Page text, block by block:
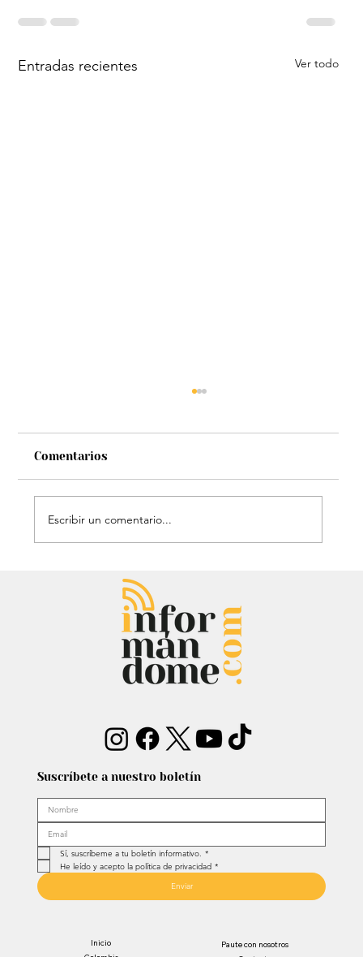
Entradas recientes Ver todo
Chayanne se animó a trend viral y
dejó mensaje: “Antes de ser tu
Comentarios
Escribir un comentario...
Suscríbete a nuestro boletín
Sí, suscríbeme a tu boletín informativo. *
He leído y acepto la política de privacidad *
Enviar
Inicio
Paute con nosotros